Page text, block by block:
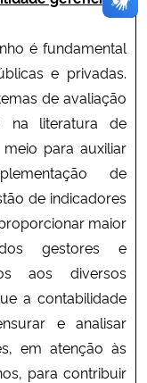
é fundamental
e privadas.
de avaliação
na literatura de
para auxiliar
de
de indicadores
maior
gestores e
aos diversos
a contabilidade
e analisar
em atenção às
para contribuir